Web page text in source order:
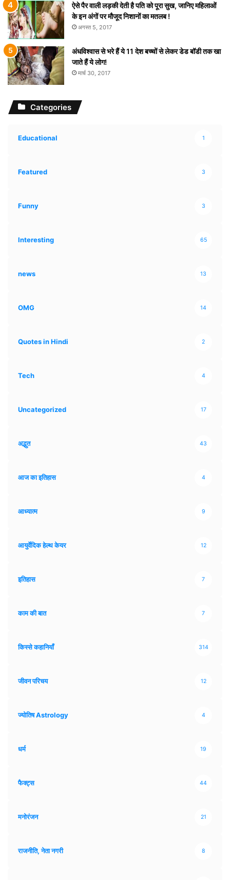
ऐसे पैर वाली लड़की देती है पति को पूरा सुख, जानिए महिलाओं
के इन अंगों पर मौजूद निशानों का मतलब !
अगस्त 5, 2017
अंधविश्वास से भरे हैं ये 11 देश बच्चों से लेकर डेड बॉडी तक खा
जाते हैं ये लोग!
मार्च 30, 2017
Categories
Educational 1
Featured 3
Funny 3
Interesting 65
news 13
OMG 14
Quotes in Hindi 2
Tech 4
Uncategorized 17
अद्भुत 43
आज का इतिहास 4
आध्यात्म 9
आयुर्वेदिक हेल्थ केयर 12
इतिहास 7
काम की बात 7
किस्से कहानियाँ 314
जीवन परिचय 12
ज्योतिष Astrology 4
धर्म 19
फैक्ट्स 44
मनोरंजन 21
राजनीति, नेता नगरी 8